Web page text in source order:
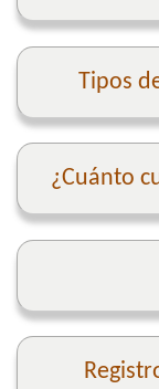
Tipos
¿Cuánto